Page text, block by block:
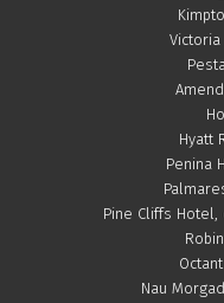
Hyatt
Penina
Pine Cliffs
Nau